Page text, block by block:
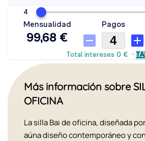
Más información sobre
OFICINA
La silla Bai de oficina, diseñada
aúna diseño contemporáneo y